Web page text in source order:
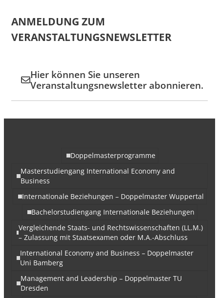
ANMELDUNG ZUM
VERANSTALTUNGSNEWSLETTER
Hier können Sie unseren
Veranstaltungsnewsletter abonnieren.
Doppelmasterprogramme
Masterstudiengang International Economy and
Business
Internationale Beziehungen – Doppelmaster Wuppertal
Bachelorstudiengang Internationale Beziehungen
Vergleichende Staats- und Rechtswissenschaften (LL.M.)
– Zulassung mit Staatsexamen oder M.A.-Abschluss
International Economy and Business – Doppelmaster
Uni Bamberg
Management and Leadership – Doppelmaster TU
Dresden